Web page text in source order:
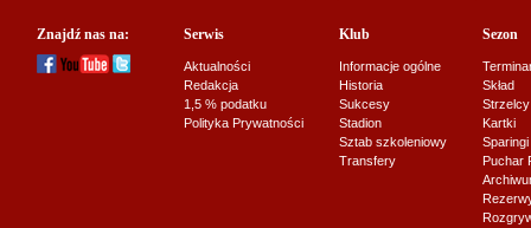
Znajdź nas na: Serwis
Aktualności
Redakcja
1,5 % podatku
Polityka Prywatności
Klub
Informacje ogólne
Historia
Sukcesy
Stadion
Sztab szkoleniowy
Transfery
Sezon
Skład
Strzelcy
Kartki
Sparingi
Puchar